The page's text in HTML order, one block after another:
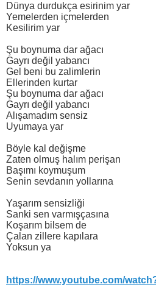
Dünya durdukça esirinim yar
Yemelerden içmelerden
Kesilirim yar
Şu boynuma dar ağacı
Gayrı değil yabancı
Gel beni bu zalimlerin
Ellerinden kurtar
Şu boynuma dar ağacı
Gayrı değil yabancı
Alışamadım sensiz
Uyumaya yar
Böyle kal değişme
Zaten olmuş halım perişan
Başımı koymuşum
Senin sevdanın yollarına
Yaşarım sensizliği
Sanki sen varmışçasına
Koşarım bilsem de
Çalan zillere kapılara
Yoksun ya
https://www.youtube.com/